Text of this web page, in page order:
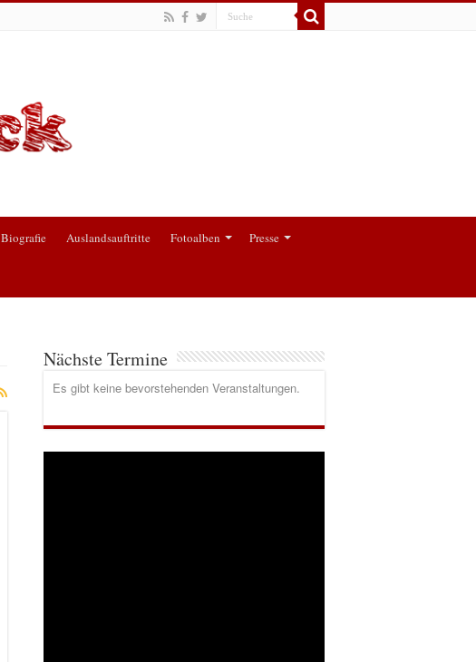
Biografie Auslandsauftritte Fotoalben Presse
Nächste Termine
Es gibt keine bevorstehenden Veranstaltungen.